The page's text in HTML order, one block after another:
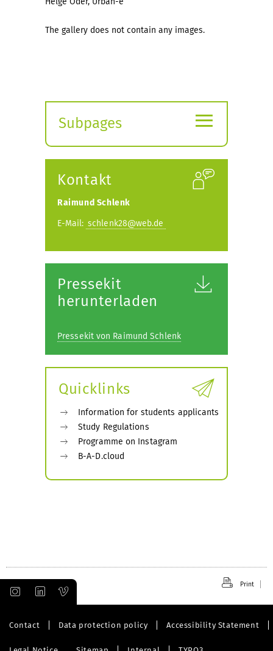
The gallery does not contain any images.
Subpages
submenu
≡
Kontakt
Raimund Schlenk
E-Mail: schlenk28@web.de
Pressekit
herunterladen
Pressekit von Raimund Schlenk
Quicklinks
Information for students applicants
Study Regulations
Programme on Instagram
B-A-D.cloud
Print
Contact Data protection policy Accessibility Statement